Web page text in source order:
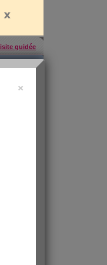
guidée
KO
santé
de
infos
×